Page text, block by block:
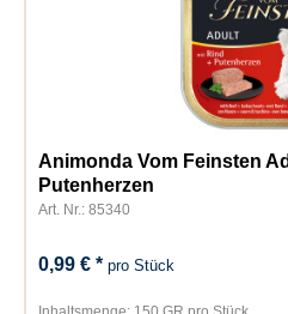
Animonda Vom Feinsten
Putenherzen
Art. Nr.: 85340
0,99 € *pro Stück